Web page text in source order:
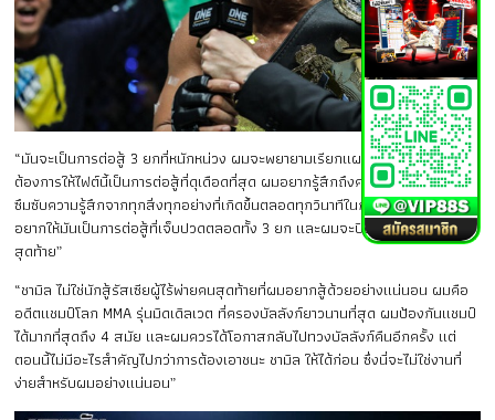
“มันจะเป็นการต่อสู้ 3 ยกที่หนักหน่วง ผมจะพยายามเรียกแผลบนหน้าเขาให้ได้ ผม
ต้องการให้ไฟต์นี้เป็นการต่อสู้ที่ดุเดือดที่สุด ผมอยากรู้สึกถึงความเจ็บปวด และ
ซึมซับความรู้สึกจากทุกสิ่งทุกอย่างที่เกิดขึ้นตลอดทุกวินาทีในการต่อสู้ครั้งนี้ ผม
อยากให้มันเป็นการต่อสู้ที่เจ็บปวดตลอดทั้ง 3 ยก และผมจะปิดเกมเขาให้ได้ในยก
สุดท้าย”
“ชามิล ไม่ใช่นักสู้รัสเซียผู้ไร้พ่ายคนสุดท้ายที่ผมอยากสู้ด้วยอย่างแน่นอน ผมคือ
อดีตแชมป์โลก MMA รุ่นมิดเดิลเวต ที่ครองบัลลังก์ยาวนานที่สุด ผมป้องกันแชมป์
ได้มากที่สุดถึง 4 สมัย และผมควรได้โอกาสกลับไปทวงบัลลังก์คืนอีกครั้ง แต่
ตอนนี้ไม่มีอะไรสำคัญไปกว่าการต้องเอาชนะ ชามิล ให้ได้ก่อน ซึ่งนี่จะไม่ใช่งานที่
ง่ายสำหรับผมอย่างแน่นอน”